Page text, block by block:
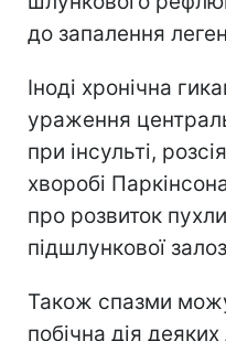
до запалення
Іноді хронічна
ураження
при інсульті,
хворобі
про розвиток
підшлункової
Також спазми
побічна дія